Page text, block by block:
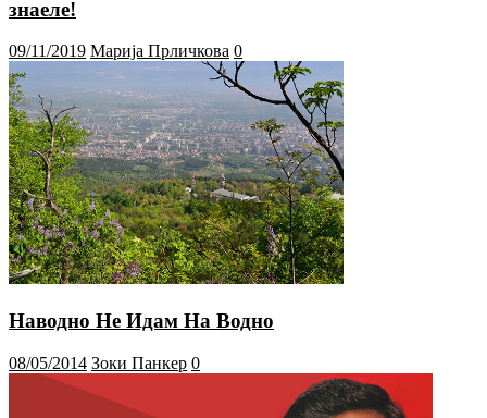
знаеле!
09/11/2019 Марија Прличкова 0
Наводно Не Идам На Водно
08/05/2014 Зоки Панкер 0